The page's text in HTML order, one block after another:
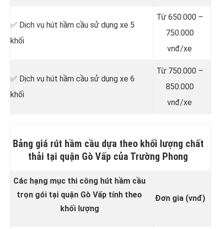
✅ Dịch vụ hút hầm cầu sử dụng xe 5
khối
Từ 650.000 –
750.000
vnđ/xe
✅ Dịch vụ hút hầm cầu sử dụng xe 6
khối
Từ 750.000 –
850.000
vnđ/xe
Bảng giá rút hầm cầu dựa theo khối lượng chất
thải tại quận Gò Vấp của Trường Phong
Các hạng mục thi công hút hầm cầu
trọn gói tại quận Gò Vấp tính theo
khối lượng
Đơn gia (vnđ)